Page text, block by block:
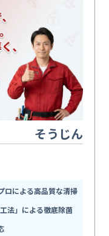
そうじん
ロによる高品質な清掃
法」による徹底除菌